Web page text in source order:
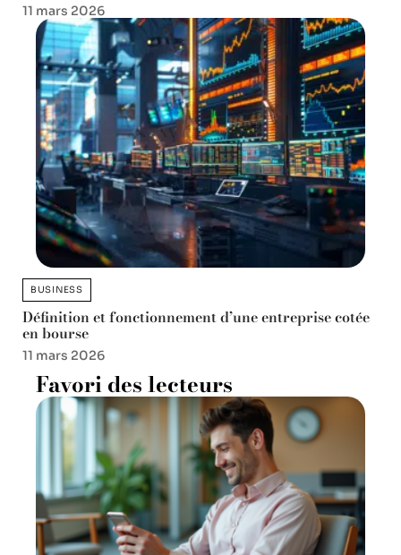
11 mars 2026
BUSINESS
Définition et fonctionnement d’une entreprise cotée
en bourse
11 mars 2026
Favori des lecteurs